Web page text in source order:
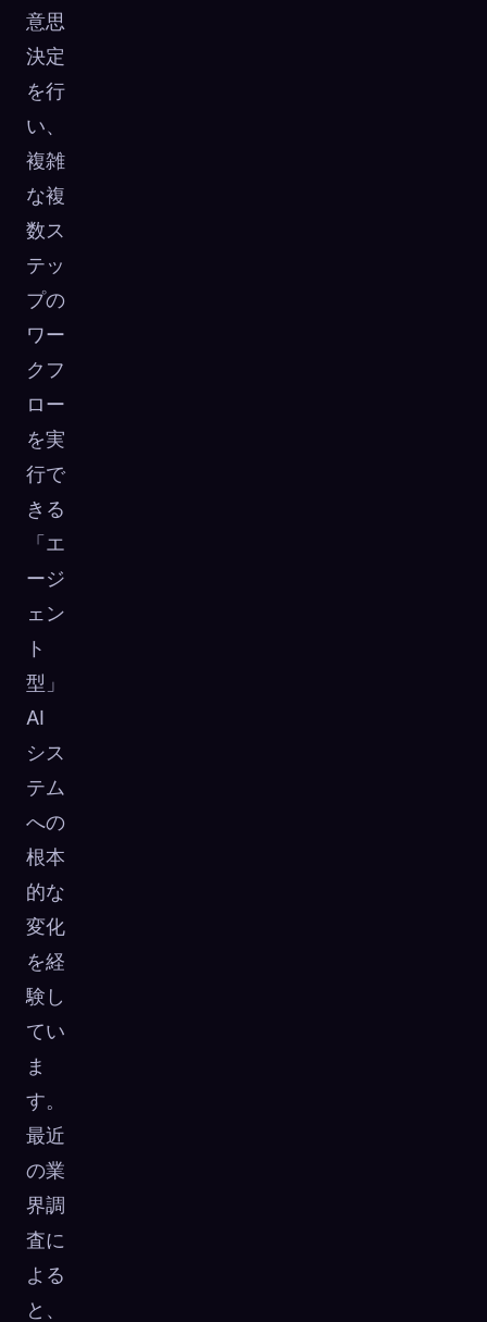
意思
決定
を行
い、
複雑
な複
数ス
テッ
プの
ワー
クフ
ロー
を実
行で
きる
「エ
ージ
ェン
ト
型」
AI
シス
テム
への
根本
的な
変化
を経
験し
てい
ま
す。
最近
の業
界調
査に
よる
と、